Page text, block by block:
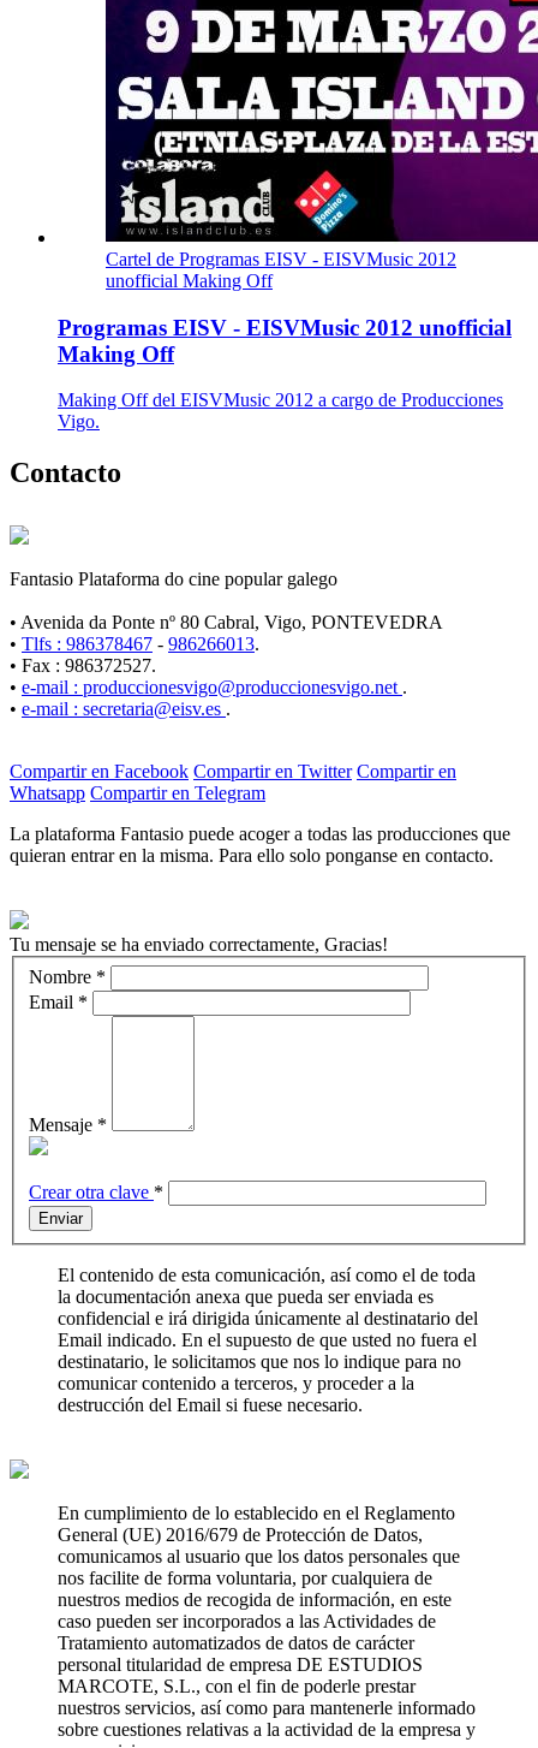
Cartel de Programas EISV - EISVMusic 2012
unofficial Making Off
Programas EISV - EISVMusic 2012 unofficial
Making Off
Making Off del EISVMusic 2012 a cargo de Producciones
Vigo.
Contacto
Fantasio Plataforma do cine popular galego
• Avenida da Ponte nº 80 Cabral, Vigo, PONTEVEDRA
• Tlfs : 986378467 - 986266013.
• Fax : 986372527.
• e-mail : produccionesvigo@produccionesvigo.net .
• e-mail : secretaria@eisv.es .
Compartir en Facebook Compartir en Twitter Compartir en
Whatsapp Compartir en Telegram
La plataforma Fantasio puede acoger a todas las producciones que
quieran entrar en la misma. Para ello solo ponganse en contacto.
Tu mensaje se ha enviado correctamente, Gracias!
Nombre *
Email *
Mensaje *
Crear otra clave *
Enviar
El contenido de esta comunicación, así como el de toda
la documentación anexa que pueda ser enviada es
confidencial e irá dirigida únicamente al destinatario del
Email indicado. En el supuesto de que usted no fuera el
destinatario, le solicitamos que nos lo indique para no
comunicar contenido a terceros, y proceder a la
destrucción del Email si fuese necesario.
En cumplimiento de lo establecido en el Reglamento
General (UE) 2016/679 de Protección de Datos,
comunicamos al usuario que los datos personales que
nos facilite de forma voluntaria, por cualquiera de
nuestros medios de recogida de información, en este
caso pueden ser incorporados a las Actividades de
Tratamiento automatizados de datos de carácter
personal titularidad de empresa DE ESTUDIOS
MARCOTE, S.L., con el fin de poderle prestar
nuestros servicios, así como para mantenerle informado
sobre cuestiones relativas a la actividad de la empresa y